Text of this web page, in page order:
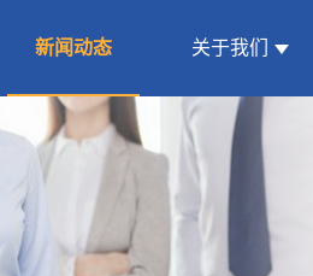
新闻动态 关于我们